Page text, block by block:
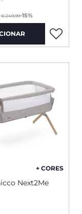
€ 249,99-15%
+ CORES
Next2Me